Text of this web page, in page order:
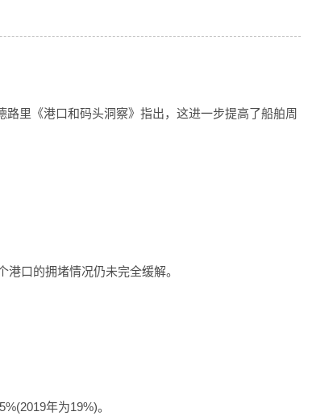
里《港口和码头洞察》指出，这进一步提高了船舶周
口的拥堵情况仍未完全缓解。
年为19%)。